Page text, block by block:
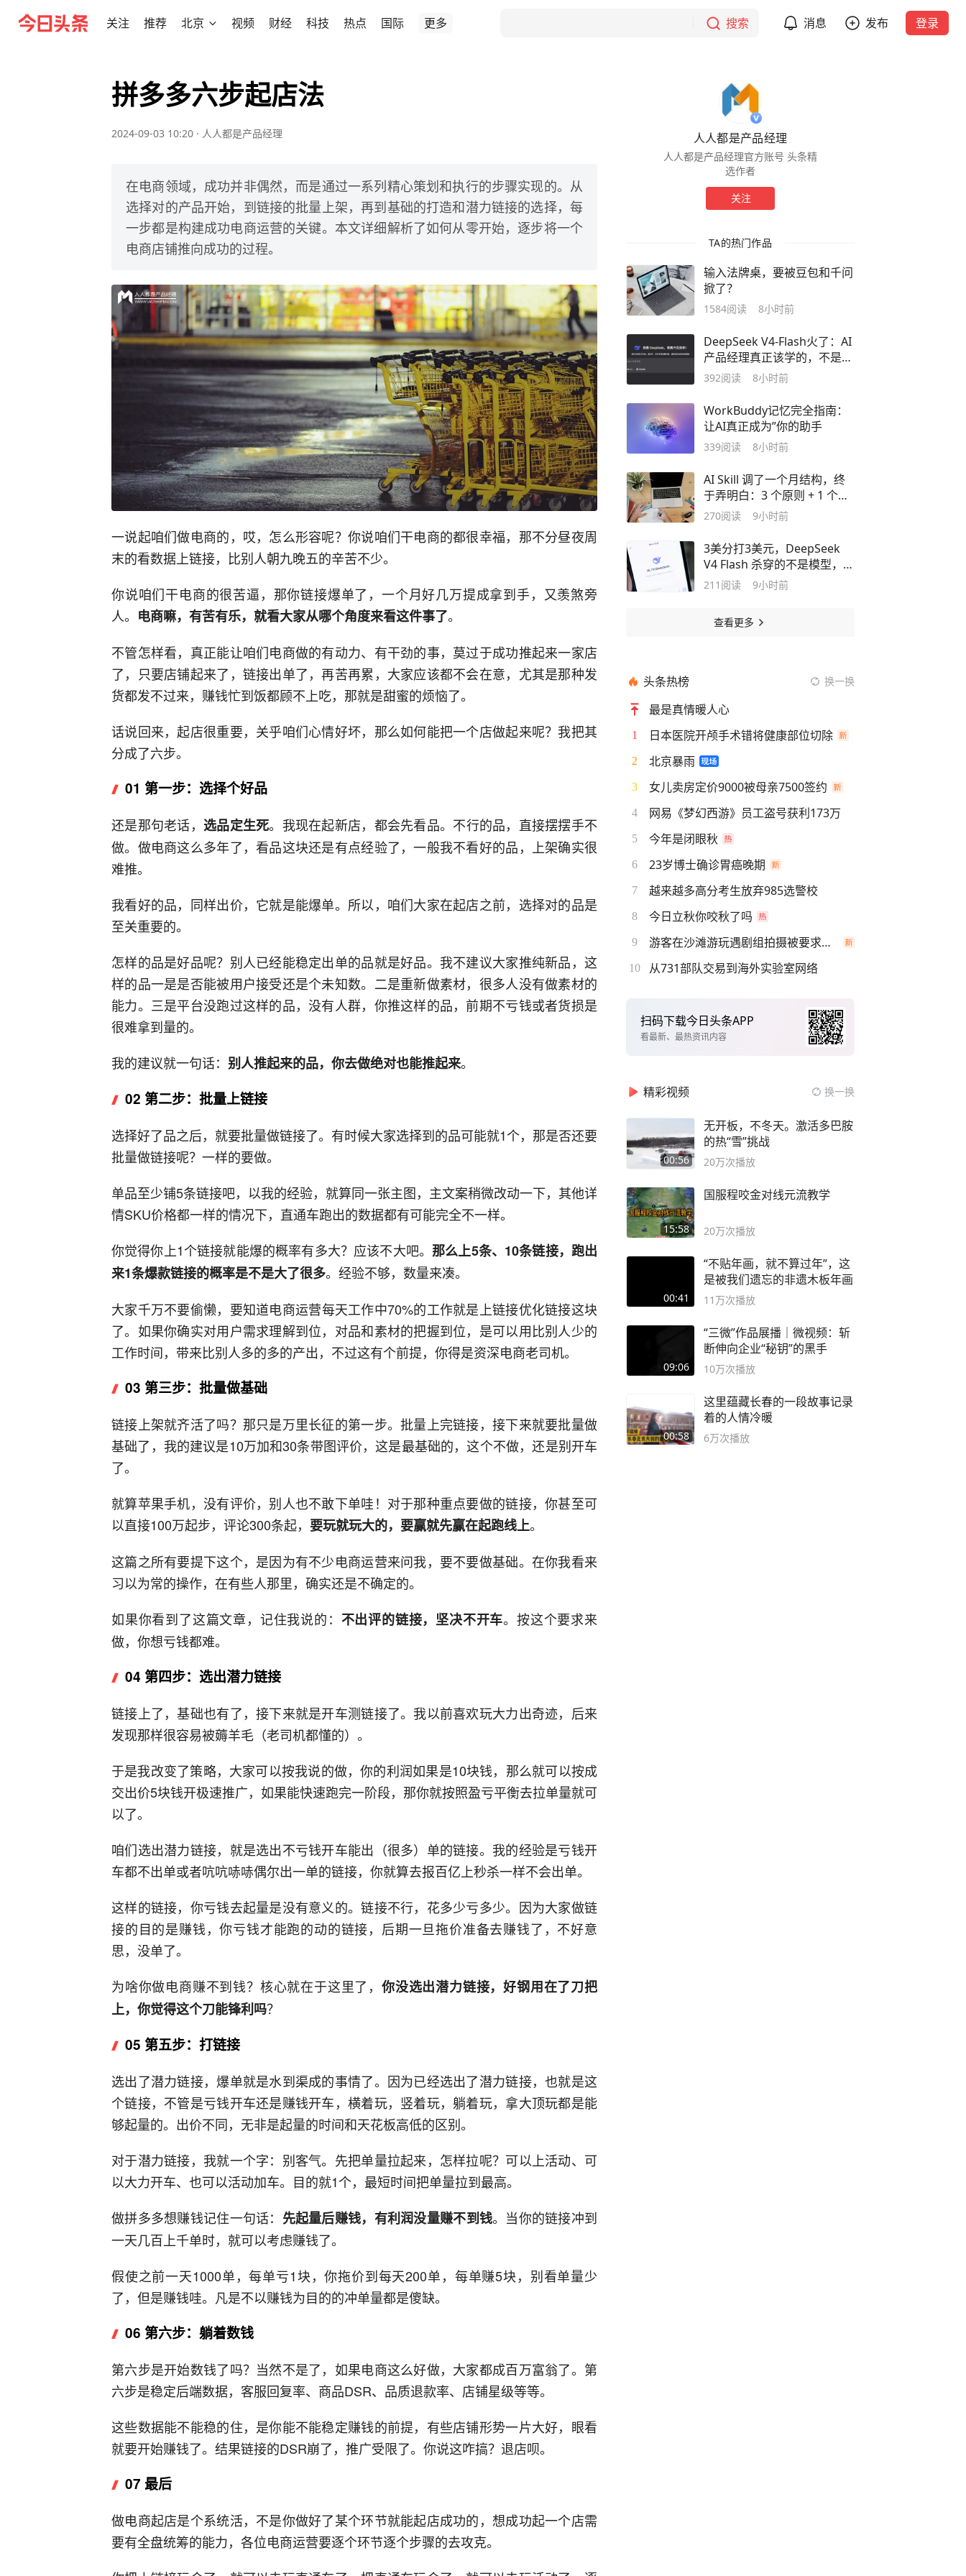
关注 推荐 北京 视频 财经 科技 热点 国际 更多 搜索 消息 发布 登录
拼多多六步起店法
2024-09-03 10:20 · 人人都是产品经理
在电商领域，成功并非偶然，而是通过一系列精心策划和执行的步骤实现的。从
选择对的产品开始，到链接的批量上架，再到基础的打造和潜力链接的选择，每
一步都是构建成功电商运营的关键。本文详细解析了如何从零开始，逐步将一个
电商店铺推向成功的过程。
一说起咱们做电商的，哎，怎么形容呢？你说咱们干电商的都很幸福，那不分昼夜周
末的看数据上链接，比别人朝九晚五的辛苦不少。
你说咱们干电商的很苦逼，那你链接爆单了，一个月好几万提成拿到手，又羡煞旁
人。 电商嘛，有苦有乐，就看大家从哪个角度来看这件事了。
不管怎样看，真正能让咱们电商做的有动力、有干劲的事，莫过于成功推起来一家店
了，只要店铺起来了，链接出单了，再苦再累，大家应该都不会在意，尤其是那种发
货都发不过来，赚钱忙到饭都顾不上吃，那就是甜蜜的烦恼了。
话说回来，起店很重要，关乎咱们心情好坏，那么如何能把一个店做起来呢？我把其
分成了六步。
01 第一步：选择个好品
还是那句老话， 选品定生死。我现在起新店，都会先看品。不行的品，直接摆摆手不
做。做电商这么多年了，看品这块还是有点经验了，一般我不看好的品，上架确实很
难推。
我看好的品，同样出价，它就是能爆单。所以，咱们大家在起店之前，选择对的品是
至关重要的。
怎样的品是好品呢？别人已经能稳定出单的品就是好品。我不建议大家推纯新品，这
样的品一是是否能被用户接受还是个未知数。二是重新做素材，很多人没有做素材的
能力。三是平台没跑过这样的品，没有人群，你推这样的品，前期不亏钱或者货损是
很难拿到量的。
我的建议就一句话： 别人推起来的品，你去做绝对也能推起来。
02 第二步：批量上链接
选择好了品之后，就要批量做链接了。有时候大家选择到的品可能就1个，那是否还要
批量做链接呢？一样的要做。
单品至少铺5条链接吧，以我的经验，就算同一张主图，主文案稍微改动一下，其他详
情SKU价格都一样的情况下，直通车跑出的数据都有可能完全不一样。
你觉得你上1个链接就能爆的概率有多大？应该不大吧。 那么上5条、10条链接，跑出
来1条爆款链接的概率是不是大了很多。经验不够，数量来凑。
大家千万不要偷懒，要知道电商运营每天工作中70%的工作就是上链接优化链接这块
了。如果你确实对用户需求理解到位，对品和素材的把握到位，是可以用比别人少的
工作时间，带来比别人多的多的产出，不过这有个前提，你得是资深电商老司机。
03 第三步：批量做基础
链接上架就齐活了吗？那只是万里长征的第一步。批量上完链接，接下来就要批量做
基础了，我的建议是10万加和30条带图评价，这是最基础的，这个不做，还是别开车
了。
就算苹果手机，没有评价，别人也不敢下单哇！对于那种重点要做的链接，你甚至可
以直接100万起步，评论300条起， 要玩就玩大的，要赢就先赢在起跑线上。
这篇之所有要提下这个，是因为有不少电商运营来问我，要不要做基础。在你我看来
习以为常的操作，在有些人那里，确实还是不确定的。
如果你看到了这篇文章，记住我说的： 不出评的链接，坚决不开车。按这个要求来
做，你想亏钱都难。
04 第四步：选出潜力链接
链接上了，基础也有了，接下来就是开车测链接了。我以前喜欢玩大力出奇迹，后来
发现那样很容易被薅羊毛（老司机都懂的）。
于是我改变了策略，大家可以按我说的做，你的利润如果是10块钱，那么就可以按成
交出价5块钱开极速推广，如果能快速跑完一阶段，那你就按照盈亏平衡去拉单量就可
以了。
咱们选出潜力链接，就是选出不亏钱开车能出（很多）单的链接。我的经验是亏钱开
车都不出单或者吭吭哧哧偶尔出一单的链接，你就算去报百亿上秒杀一样不会出单。
这样的链接，你亏钱去起量是没有意义的。链接不行，花多少亏多少。因为大家做链
接的目的是赚钱，你亏钱才能跑的动的链接，后期一旦拖价准备去赚钱了，不好意
思，没单了。
为啥你做电商赚不到钱？核心就在于这里了， 你没选出潜力链接，好钢用在了刀把
上，你觉得这个刀能锋利吗？
05 第五步：打链接
选出了潜力链接，爆单就是水到渠成的事情了。因为已经选出了潜力链接，也就是这
个链接，不管是亏钱开车还是赚钱开车，横着玩，竖着玩，躺着玩，拿大顶玩都是能
够起量的。出价不同，无非是起量的时间和天花板高低的区别。
对于潜力链接，我就一个字：别客气。先把单量拉起来，怎样拉呢？可以上活动、可
以大力开车、也可以活动加车。目的就1个，最短时间把单量拉到最高。
做拼多多想赚钱记住一句话： 先起量后赚钱，有利润没量赚不到钱。当你的链接冲到
一天几百上千单时，就可以考虑赚钱了。
假使之前一天1000单，每单亏1块，你拖价到每天200单，每单赚5块，别看单量少
了，但是赚钱哇。凡是不以赚钱为目的的冲单量都是傻缺。
06 第六步：躺着数钱
第六步是开始数钱了吗？当然不是了，如果电商这么好做，大家都成百万富翁了。第
六步是稳定后端数据，客服回复率、商品DSR、品质退款率、店铺星级等等。
这些数据能不能稳的住，是你能不能稳定赚钱的前提，有些店铺形势一片大好，眼看
就要开始赚钱了。结果链接的DSR崩了，推广受限了。你说这咋搞？退店呗。
07 最后
做电商起店是个系统活，不是你做好了某个环节就能起店成功的，想成功起一个店需
要有全盘统筹的能力，各位电商运营要逐个环节逐个步骤的去攻克。
人人都是产品经理
人人都是产品经理官方账号 头条精
选作者
关注
TA的热门作品
输入法牌桌，要被豆包和千问
掀了？
1584阅读 8小时前
DeepSeek V4-Flash火了：AI
产品经理真正该学的，不是追
模型，而是做“模型分层”
392阅读 8小时前
WorkBuddy记忆完全指南：
让AI真正成为”你的助手
339阅读 8小时前
AI Skill 调了一个月结构，终
于弄明白：3 个原则 + 1 个核
心，越用越省 Token
270阅读 9小时前
3美分打3美元，DeepSeek
V4 Flash 杀穿的不是模型，是
定价
211 阅读 9小时前
查看更多
头条热榜 换一换
最是真情暖人心
1 日本医院开颅手术错将健康部位切除
2 北京暴雨
3 女儿卖房定价9000被母亲7500签约
4 网易《梦幻西游》员工盗号获利173万
5 今年是闭眼秋
6 23岁博士确诊胃癌晚期
7 越来越多高分考生放弃985选警校
8 今日立秋你咬秋了吗
9 游客在沙滩游玩遇剧组拍摄被要求离开
10 从731部队交易到海外实验室网络
扫码下载今日头条APP
看最新、最热资讯内容
精彩视频 换一换
00:56
无开板，不冬天。激活多巴胺
的热“雪”挑战
20万次播放
15:58
国服程咬金对线元流教学
20万次播放
00:41
“不贴年画，就不算过年”，这
是被我们遗忘的非遗木板年画
11万次播放
09:06
“三微”作品展播｜微视频：斩
断伸向企业“秘钥”的黑手
10万次播放
00:58
这里蕴藏长春的一段故事记录
着的人情冷暖
6万次播放